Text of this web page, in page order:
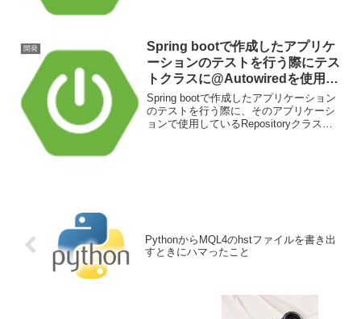
開発
Spring bootで作成したアプリケ
ーションのテストを行う際にテス
トクラスに@Autowiredを使用す
る
Spring bootで作成したアプリケーション
のテストを行う際に、そのアプリケーシ
ョンで使用しているRepositoryクラスを
PythonからMQL4のhstファイルを書き出
すときにハマったこと